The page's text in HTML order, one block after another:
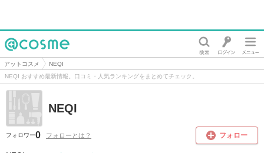
@cosme
アットコスメ
NEQI
NEQI おすすめ最新情報。口コミ・人気ランキングをまとめてチェック。
NEQI
フォロワー0 フォローとは？ フォロー